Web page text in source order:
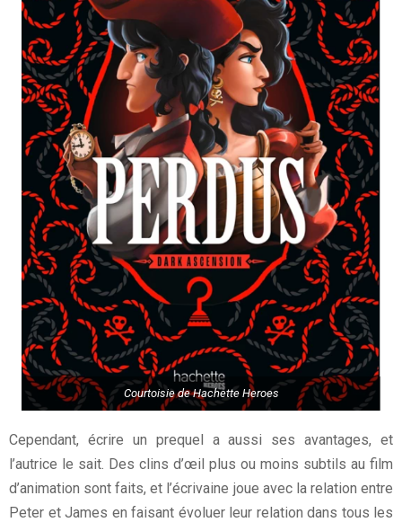
Courtoisie de Hachette Heroes
Cependant, écrire un prequel a aussi ses avantages, et
l’autrice le sait. Des clins d’œil plus ou moins subtils au film
d’animation sont faits, et l’écrivaine joue avec la relation entre
Peter et James en faisant évoluer leur relation dans tous les